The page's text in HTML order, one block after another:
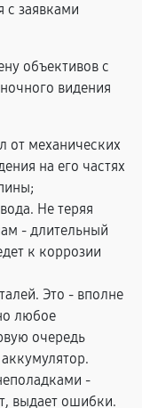
с заявками
объективов с
видения
от механических
на его частях
Не теряя
- длительный
к коррозии
Это - вполне
любое
очередь
-
выдает ошибки.